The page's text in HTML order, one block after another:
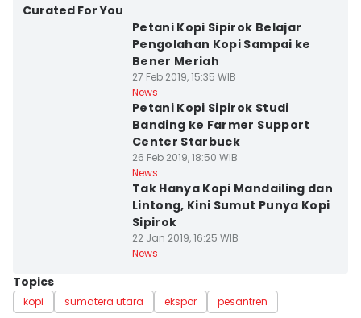
Curated For You
Petani Kopi Sipirok Belajar
Pengolahan Kopi Sampai ke
Bener Meriah
27 Feb 2019, 15:35 WIB
News
Petani Kopi Sipirok Studi
Banding ke Farmer Support
Center Starbuck
26 Feb 2019, 18:50 WIB
News
Tak Hanya Kopi Mandailing dan
Lintong, Kini Sumut Punya Kopi
Sipirok
22 Jan 2019, 16:25 WIB
News
Topics
kopi sumatera utara ekspor pesantren